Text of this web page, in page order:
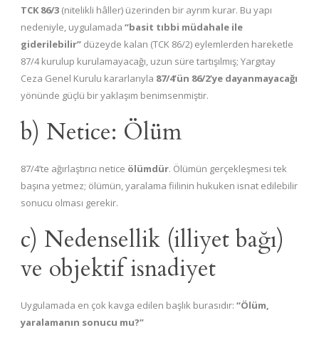
TCK 86/3 (nitelikli hâller) üzerinden bir ayrım kurar. Bu yapı
nedeniyle, uygulamada “basit tıbbi müdahale ile
giderilebilir” düzeyde kalan (TCK 86/2) eylemlerden hareketle
87/4 kurulup kurulamayacağı, uzun süre tartışılmış; Yargıtay
Ceza Genel Kurulu kararlarıyla 87/4’ün 86/2’ye dayanmayacağı
yönünde güçlü bir yaklaşım benimsenmiştir.
b) Netice: Ölüm
87/4’te ağırlaştırıcı netice ölümdür. Ölümün gerçekleşmesi tek
başına yetmez; ölümün, yaralama fiilinin hukuken isnat edilebilir
sonucu olması gerekir.
c) Nedensellik (illiyet bağı)
ve objektif isnadiyet
Uygulamada en çok kavga edilen başlık burasıdır: “Ölüm,
yaralamanın sonucu mu?”